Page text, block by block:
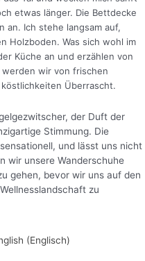
etwas länger. Die Bettdecke
an. Ich stehe langsam auf,
Holzboden. Was sich wohl im
Küche an und erzählen von
wir von frischen
Überrascht.
der Duft der
Stimmung. Die
und lässt uns nicht
wir unsere Wanderschuhe
gehen, bevor wir uns auf den
zu
(Englisch)